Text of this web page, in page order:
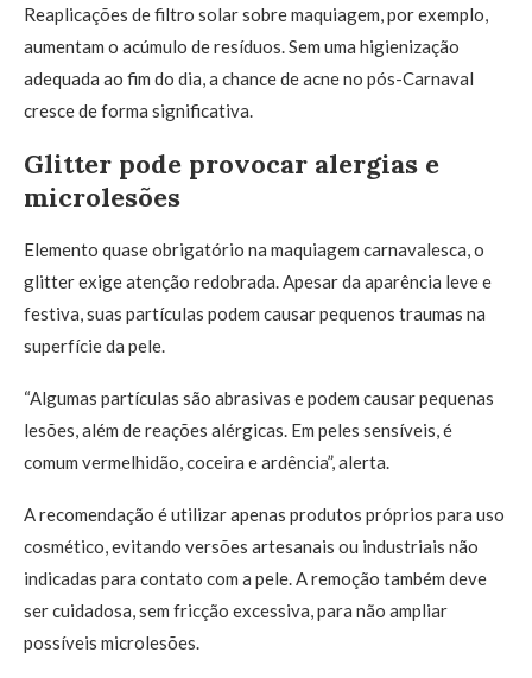
Reaplicações de filtro solar sobre maquiagem, por exemplo,
aumentam o acúmulo de resíduos. Sem uma higienização
adequada ao fim do dia, a chance de acne no pós-Carnaval
cresce de forma significativa.
Glitter pode provocar alergias e
microlesões
Elemento quase obrigatório na maquiagem carnavalesca, o
glitter exige atenção redobrada. Apesar da aparência leve e
festiva, suas partículas podem causar pequenos traumas na
superfície da pele.
“Algumas partículas são abrasivas e podem causar pequenas
lesões, além de reações alérgicas. Em peles sensíveis, é
comum vermelhidão, coceira e ardência”, alerta.
A recomendação é utilizar apenas produtos próprios para uso
cosmético, evitando versões artesanais ou industriais não
indicadas para contato com a pele. A remoção também deve
ser cuidadosa, sem fricção excessiva, para não ampliar
possíveis microlesões.